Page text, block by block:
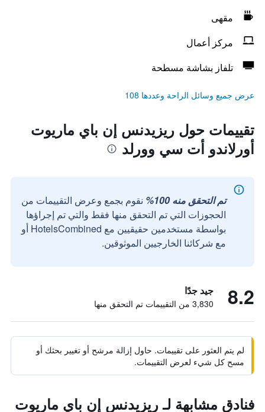
مقهى
مركز أعمال
تلفاز بشاشة مسطحة
عرض جميع وسائل الراحة وعددها 108
تقييمات حول ريزيدنس إن باي ماريوت
أورلاندو أت سي وورلد
تم التحقق منه 100%
نقوم بجمع وعرض التقييمات من
الحجوزات التي تم التحقق منها فقط والتي تم إجراؤها
بواسطة مستخدمين حقيقيين مع HotelsCombined أو
مع شركائنا الخارجيين الموثوقين.
8.2 جيد جدًا
3,830 من التقييمات تم التحقق منها
لم يتم العثور على تقييمات. حاول إزالة مرشح أو تغيير بحثك أو
مسح كل شيء لعرض التقييمات.
فنادق مشابهة لـ ريزيدنس إن باي ماريوت